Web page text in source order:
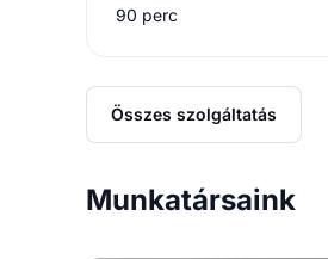
90 perc
Összes szolgáltatás
Munkatársaink